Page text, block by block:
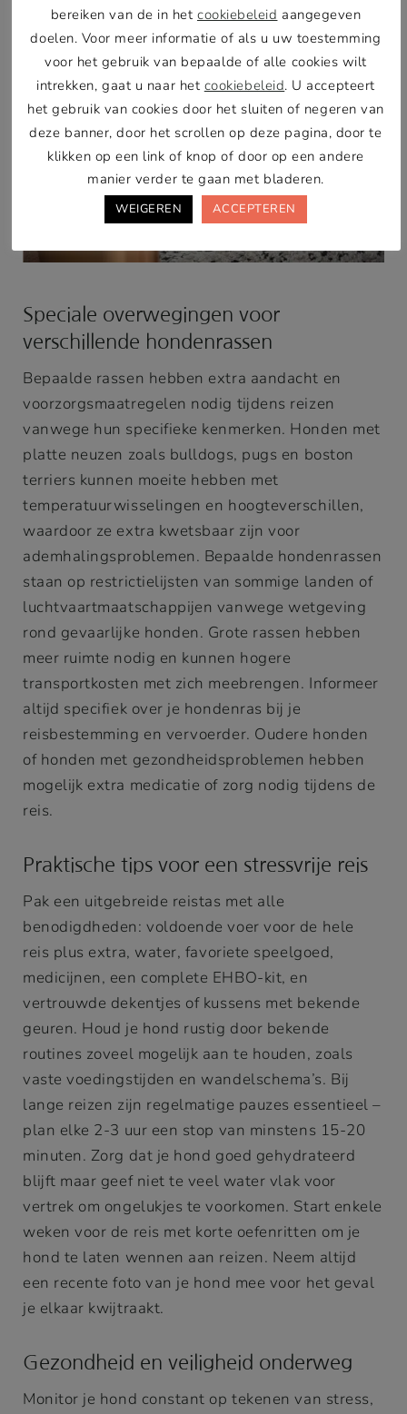
Speciale overwegingen voor
verschillende hondenrassen
Bepaalde rassen hebben extra aandacht en
voorzorgsmaatregelen nodig tijdens reizen
vanwege hun specifieke kenmerken. Honden met
platte neuzen zoals bulldogs, pugs en boston
terriers kunnen moeite hebben met
temperatuurwisselingen en hoogteverschillen,
waardoor ze extra kwetsbaar zijn voor
ademhalingsproblemen. Bepaalde hondenrassen
staan op restrictielijsten van sommige landen of
luchtvaartmaatschappijen vanwege wetgeving
rond gevaarlijke honden. Grote rassen hebben
meer ruimte nodig en kunnen hogere
transportkosten met zich meebrengen. Informeer
altijd specifiek over je hondenras bij je
reisbestemming en vervoerder. Oudere honden
of honden met gezondheidsproblemen hebben
mogelijk extra medicatie of zorg nodig tijdens de
reis.
Praktische tips voor een stressvrije reis
Pak een uitgebreide reistas met alle
benodigdheden: voldoende voer voor de hele
reis plus extra, water, favoriete speelgoed,
medicijnen, een complete EHBO-kit, en
vertrouwde dekentjes of kussens met bekende
geuren. Houd je hond rustig door bekende
routines zoveel mogelijk aan te houden, zoals
vaste voedingstijden en wandelschema’s. Bij
lange reizen zijn regelmatige pauzes essentieel –
plan elke 2-3 uur een stop van minstens 15-20
minuten. Zorg dat je hond goed gehydrateerd
blijft maar geef niet te veel water vlak voor
vertrek om ongelukjes te voorkomen. Start enkele
weken voor de reis met korte oefenritten om je
hond te laten wennen aan reizen. Neem altijd
een recente foto van je hond mee voor het geval
je elkaar kwijtraakt.
Gezondheid en veiligheid onderweg
Monitor je hond constant op tekenen van stress,
bereiken van de in het cookiebeleid aangegeven
doelen. Voor meer informatie of als u uw toestemming
voor het gebruik van bepaalde of alle cookies wilt
intrekken, gaat u naar het cookiebeleid. U accepteert
het gebruik van cookies door het sluiten of negeren van
deze banner, door het scrollen op deze pagina, door te
klikken op een link of knop of door op een andere
manier verder te gaan met bladeren.
WEIGEREN ACCEPTEREN